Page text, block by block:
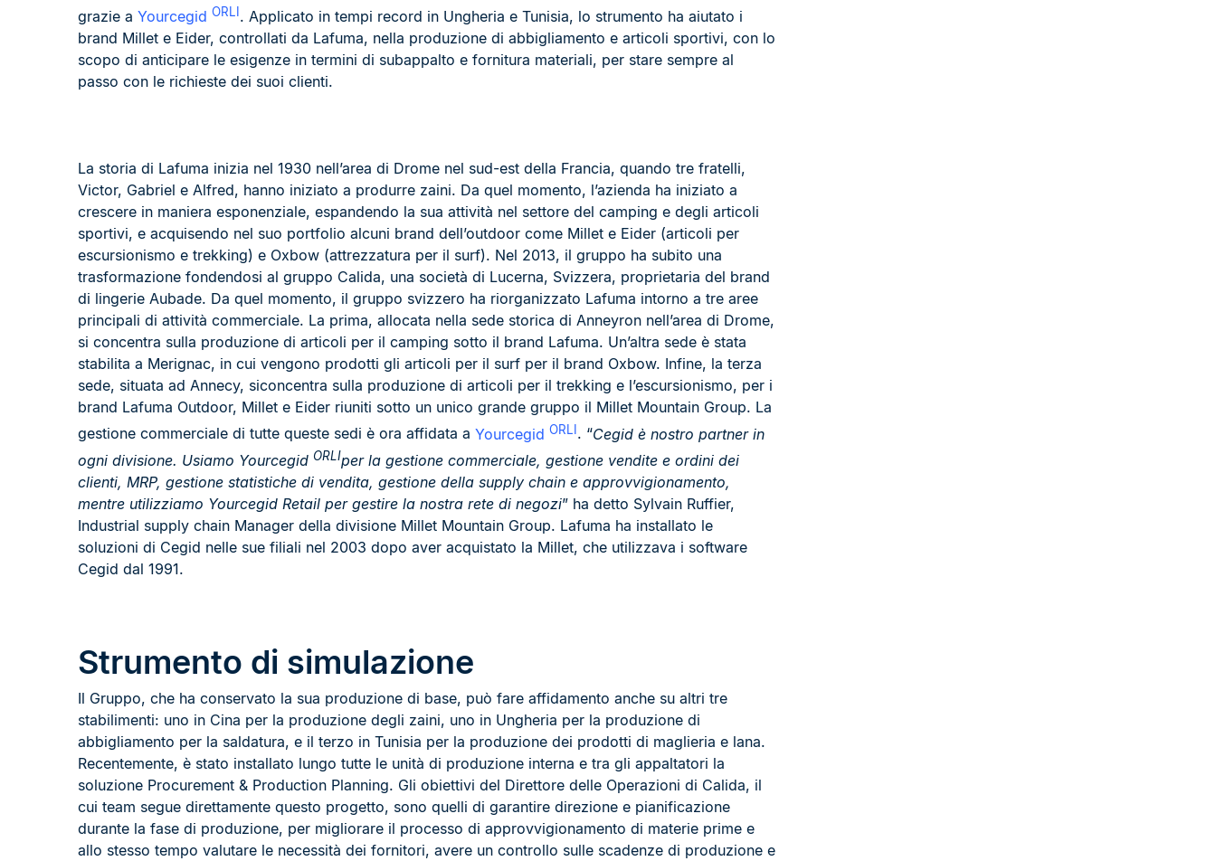
grazie a Yourcegid ORLI . Applicato in tempi record in Ungheria e Tunisia, lo strumento ha aiutato i
brand Millet e Eider, controllati da Lafuma, nella produzione di abbigliamento e articoli sportivi, con lo
scopo di anticipare le esigenze in termini di subappalto e fornitura materiali, per stare sempre al
passo con le richieste dei suoi clienti.
La storia di Lafuma inizia nel 1930 nell’area di Drome nel sud-est della Francia, quando tre fratelli,
Victor, Gabriel e Alfred, hanno iniziato a produrre zaini. Da quel momento, l’azienda ha iniziato a
crescere in maniera esponenziale, espandendo la sua attività nel settore del camping e degli articoli
sportivi, e acquisendo nel suo portfolio alcuni brand dell’outdoor come Millet e Eider (articoli per
escursionismo e trekking) e Oxbow (attrezzatura per il surf). Nel 2013, il gruppo ha subito una
trasformazione fondendosi al gruppo Calida, una società di Lucerna, Svizzera, proprietaria del brand
di lingerie Aubade. Da quel momento, il gruppo svizzero ha riorganizzato Lafuma intorno a tre aree
principali di attività commerciale. La prima, allocata nella sede storica di Anneyron nell’area di Drome,
si concentra sulla produzione di articoli per il camping sotto il brand Lafuma. Un’altra sede è stata
stabilita a Merignac, in cui vengono prodotti gli articoli per il surf per il brand Oxbow. Infine, la terza
sede, situata ad Annecy, siconcentra sulla produzione di articoli per il trekking e l’escursionismo, per i
brand Lafuma Outdoor, Millet e Eider riuniti sotto un unico grande gruppo il Millet Mountain Group. La
gestione commerciale di tutte queste sedi è ora affidata a Yourcegid ORLI. “Cegid è nostro partner in
ogni divisione. Usiamo Yourcegid ORLIper la gestione commerciale, gestione vendite e ordini dei
clienti, MRP, gestione statistiche di vendita, gestione della supply chain e approvvigionamento,
mentre utilizziamo Yourcegid Retail per gestire la nostra rete di negozi” ha detto Sylvain Ruffier,
Industrial supply chain Manager della divisione Millet Mountain Group. Lafuma ha installato le
soluzioni di Cegid nelle sue filiali nel 2003 dopo aver acquistato la Millet, che utilizzava i software
Cegid dal 1991.
Strumento di simulazione
Il Gruppo, che ha conservato la sua produzione di base, può fare affidamento anche su altri tre
stabilimenti: uno in Cina per la produzione degli zaini, uno in Ungheria per la produzione di
abbigliamento per la saldatura, e il terzo in Tunisia per la produzione dei prodotti di maglieria e lana.
Recentemente, è stato installato lungo tutte le unità di produzione interna e tra gli appaltatori la
soluzione Procurement & Production Planning. Gli obiettivi del Direttore delle Operazioni di Calida, il
cui team segue direttamente questo progetto, sono quelli di garantire direzione e pianificazione
durante la fase di produzione, per migliorare il processo di approvvigionamento di materie prime e
allo stesso tempo valutare le necessità dei fornitori, avere un controllo sulle scadenze di produzione e